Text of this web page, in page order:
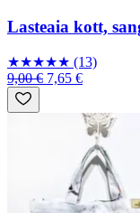
Lasteaia kott,
★★★★★ (13)
9,00 € 7,65 €